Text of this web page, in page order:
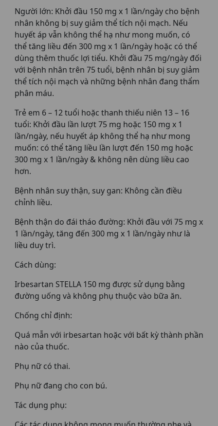
Người lớn: Khởi đầu 150 mg x 1 lần/ngày cho bệnh
nhân không bị suy giảm thể tích nội mạch. Nếu
huyết áp vẫn không thể hạ như mong muốn, có
thể tăng liều đến 300 mg x 1 lần/ngày hoặc có thể
dùng thêm thuốc lợi tiểu. Khởi đầu 75 mg/ngày đối
với bệnh nhân trên 75 tuổi, bệnh nhân bị suy giảm
thể tích nội mạch và những bệnh nhân đang thẩm
phân máu.
Trẻ em 6 – 12 tuổi hoặc thanh thiếu niên 13 – 16
tuổi: Khởi đầu lần lượt 75 mg hoặc 150 mg x 1
lần/ngày, nếu huyết áp không thể hạ như mong
muốn: có thể tăng liều lần lượt đến 150 mg hoặc
300 mg x 1 lần/ngày & không nên dùng liều cao
hơn.
Bệnh nhân suy thận, suy gan: Không cần điều
chỉnh liều.
Bệnh thận do đái tháo đường: Khởi đầu với 75 mg x
1 lần/ngày, tăng đến 300 mg x 1 lần/ngày như là
liều duy trì.
Cách dùng:
Irbesartan STELLA 150 mg được sử dụng bằng
đường uống và không phụ thuộc vào bữa ăn.
Chống chỉ định:
Quá mẫn với irbesartan hoặc với bất kỳ thành phần
nào của thuốc.
Phụ nữ có thai.
Phụ nữ đang cho con bú.
Tác dụng phụ: